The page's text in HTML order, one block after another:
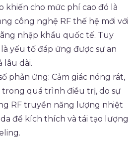
khiến cho mức phí cao đó là
công nghệ RF thế hệ mới với
nhập khẩu quốc tế. Tuy
yếu tố đáp ứng được sự an
lâu dài.
phản ứng: Cảm giác nóng rát,
quá trình điều trị, do sự
RF truyền năng lượng nhiệt
để kích thích và tái tạo lượng